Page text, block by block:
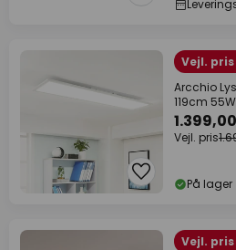
Vejl. pris
Arcchio
119cm
Vejl. pris
På lager
Vejl. pris